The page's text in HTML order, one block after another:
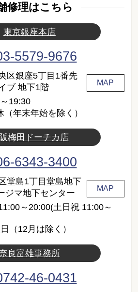
修理はこちら
東京銀座本店
5579-9676
区銀座5丁目1番先
ブ 地下1階
MAP
19:30
年末年始を除く）
梅田ドーチカ店
6343-3400
堂島1丁目堂島地下
ジマ地下センター
MAP
～20:00(土日祝 11:00～
（12月は除く）
良富雄事務所
46-0431